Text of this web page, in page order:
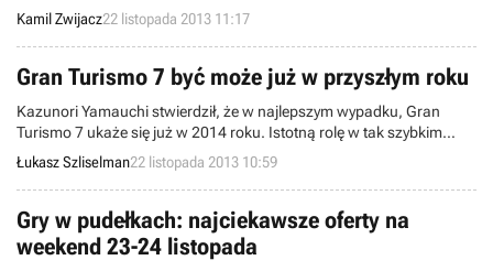
potwierdzone przez firmę Activision, ale wygląda na to, że w
najbliższych miesiącach otrzymamy cztery zestawy map do
multiplayera i nie tylko.
Kamil Zwijacz22 listopada 2013 11:17
Gran Turismo 7 być może już w przyszłym roku
Kazunori Yamauchi stwierdził, że w najlepszym wypadku, Gran
Turismo 7 ukaże się już w 2014 roku. Istotną rolę w tak szybkim
ukończeniu produkcji mają pełnić możliwości konsoli PlayStation 4,
znacznie przewyższającej swoją poprzedniczkę.
Łukasz Szliselman22 listopada 2013 10:59
Gry w pudełkach: najciekawsze oferty na
weekend 23-24 listopada